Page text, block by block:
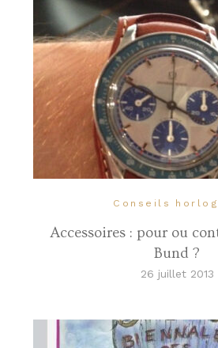
Conseils
Accessoires : pour ou
Bund ?
26 juillet 2013